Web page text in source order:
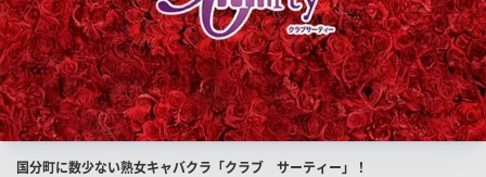
店
国分町に数少ない熟女キャバクラ「クラブ サーティー」！